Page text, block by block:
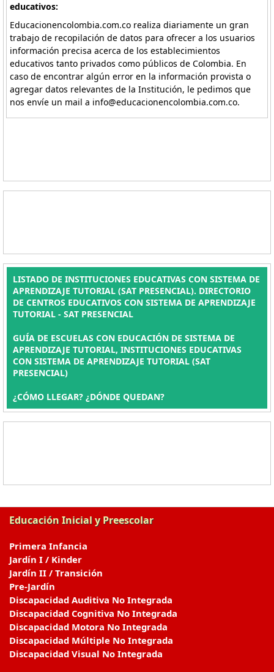
educativos:
Educacionencolombia.com.co realiza diariamente un gran
trabajo de recopilación de datos para ofrecer a los usuarios
información precisa acerca de los establecimientos
educativos tanto privados como públicos de Colombia. En
caso de encontrar algún error en la información provista o
agregar datos relevantes de la Institución, le pedimos que
nos envíe un mail a info@educacionencolombia.com.co.
LISTADO DE INSTITUCIONES EDUCATIVAS CON SISTEMA DE
APRENDIZAJE TUTORIAL (SAT PRESENCIAL). DIRECTORIO
DE CENTROS EDUCATIVOS CON SISTEMA DE APRENDIZAJE
TUTORIAL - SAT PRESENCIAL
GUÍA DE ESCUELAS CON EDUCACIÓN DE SISTEMA DE
APRENDIZAJE TUTORIAL, INSTITUCIONES EDUCATIVAS
CON SISTEMA DE APRENDIZAJE TUTORIAL (SAT
PRESENCIAL)
¿CÓMO LLEGAR? ¿DÓNDE QUEDAN?
Educación Inicial y Preescolar
Primera Infancia
Jardín I / Kinder
Jardín II / Transición
Pre-Jardín
Discapacidad Auditiva No Integrada
Discapacidad Cognitiva No Integrada
Discapacidad Motora No Integrada
Discapacidad Múltiple No Integrada
Discapacidad Visual No Integrada